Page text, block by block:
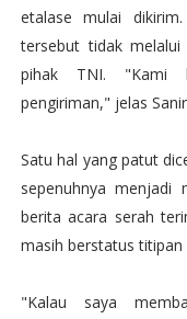
etalase mulai
tersebut tidak melalui
pihak TNI. "Kami
pengiriman," jelas
Satu hal yang patut
sepenuhnya menjadi
berita acara serah
masih berstatus titipan
"Kalau saya